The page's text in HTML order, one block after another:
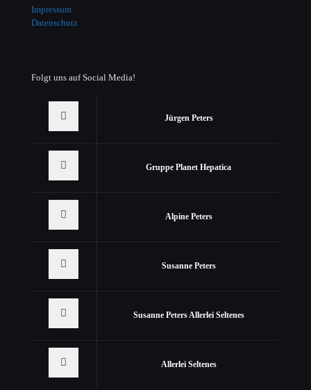
Impressum
Datenschutz
Folgt uns auf Social Media!
Jürgen Peters
Gruppe Planet Hepatica
Alpine Peters
Susanne Peters
Susanne Peters Allerlei Seltenes
Allerlei Seltenes